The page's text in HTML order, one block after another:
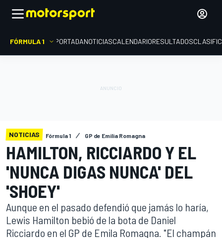
FÓRMULA 1 PORTADANOTICIASCALENDARIORESULTADOS
NOTICIAS Fórmula 1 GP de Emilia Romagna
HAMILTON, RICCIARDO Y EL
'NUNCA DIGAS NUNCA' DEL
'SHOEY'
Aunque en el pasado defendió que jamás lo haría,
Lewis Hamilton bebió de la bota de Daniel
Ricciardo en el GP de Emila Romagna. "El champán